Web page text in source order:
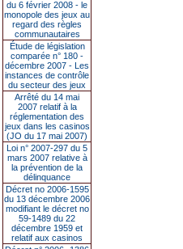
du 6 février 2008 - le
monopole des jeux au
regard des règles
communautaires
Étude de législation
comparée n° 180 -
décembre 2007 - Les
instances de contrôle
du secteur des jeux
Arrêté du 14 mai
2007 relatif à la
réglementation des
jeux dans les casinos
(JO du 17 mai 2007)
Loi n° 2007-297 du 5
mars 2007 relative à
la prévention de la
délinquance
Décret no 2006-1595
du 13 décembre 2006
modifiant le décret no
59-1489 du 22
décembre 1959 et
relatif aux casinos